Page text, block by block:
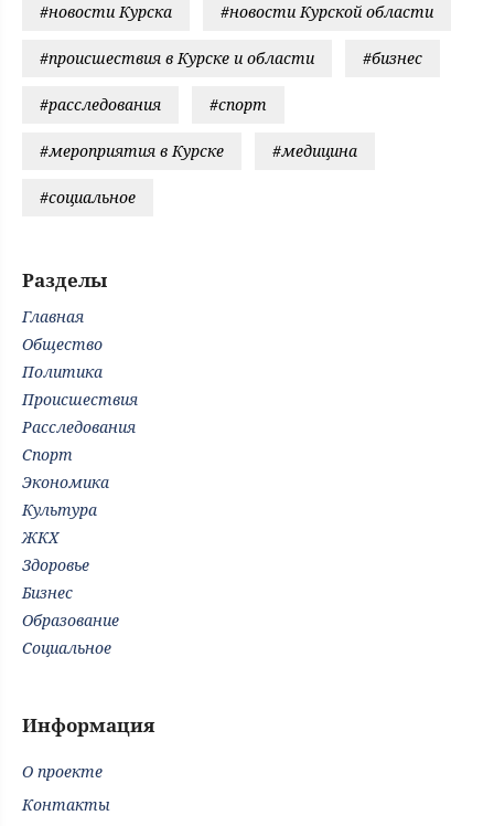
#новости Курска #новости Курской области
#происшествия в Курске и области #бизнес
#расследования #спорт
#мероприятия в Курске #медицина
#социальное
Разделы
Главная
Общество
Политика
Происшествия
Расследования
Спорт
Экономика
Культура
ЖКХ
Здоровье
Бизнес
Образование
Социальное
Информация
О проекте
Контакты